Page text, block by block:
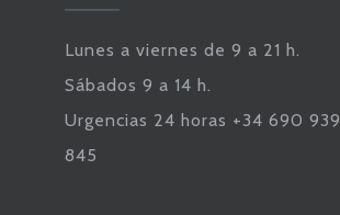
Lunes a viernes de 9 a 21 h.
Sábados 9 a 14 h.
Urgencias 24 horas +34 690 939
845